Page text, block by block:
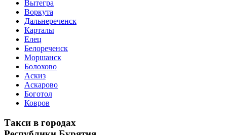
Вытегра
Воркута
Дальнереченск
Карталы
Елец
Белореченск
Моршанск
Болохово
Аскиз
Аскарово
Боготол
Ковров
Такси в городах